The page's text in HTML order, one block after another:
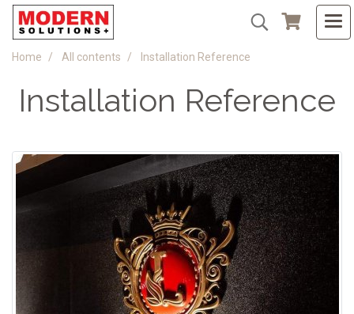
Home All contents Installation Reference
Installation Reference